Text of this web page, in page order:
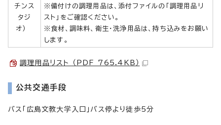
チンス
タジ
オ）
※備付けの調理用品は、添付ファイルの「調理用品リ
スト」をご確認ください。
※食材、調味料、衛生・洗浄用品は、持ち込みをお願い
します。
調理用品リスト （PDF 765.4KB）
公共交通手段
バス「広島文教大学入口」バス停より徒歩5分